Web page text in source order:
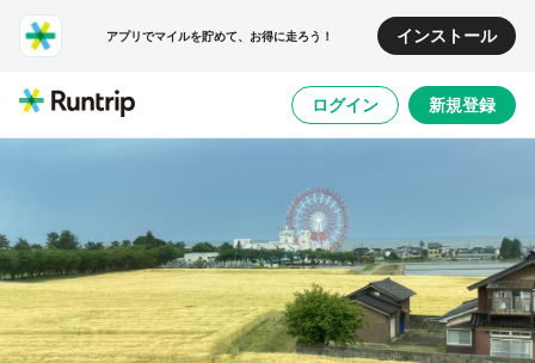
アプリでマイルを貯めて、お得に走ろう！ インストール
ログイン 新規登録